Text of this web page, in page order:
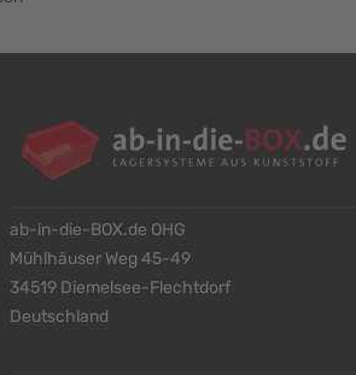
ab-in-die-BOX.de OHG
Mühlhäuser Weg 45-49
34519 Diemelsee-Flechtdorf
Deutschland